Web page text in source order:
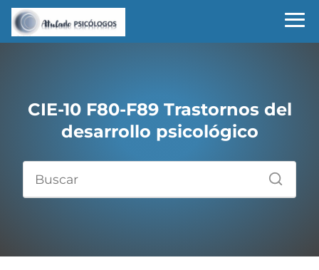
CIE-10 F80-F89 Trastornos del
desarrollo psicológico